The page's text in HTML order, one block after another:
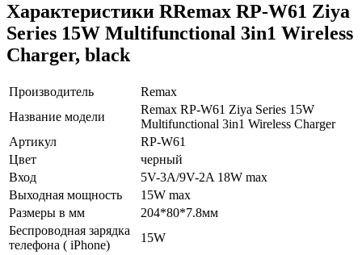
Характеристики RRemax RP-W61 Ziya
Series 15W Multifunctional 3in1 Wireless
Charger, black
Производитель
Remax
Название модели
Remax RP-W61 Ziya Series 15W
Multifunctional 3in1 Wireless Charger
Артикул
RP-W61
Цвет
черный
Вход
5V-3A/9V-2A 18W max
Выходная мощность
15W max
Размеры в мм
204*80*7.8мм
Беспроводная зарядка
телефона ( iPhone)
15W